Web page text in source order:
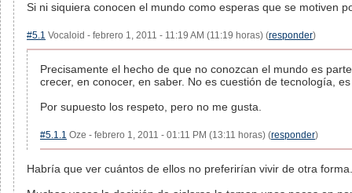
Si ni siquiera conocen el mundo como esperas que se motiven
#5.1 Vocaloid - febrero 1, 2011 - 11:19 AM (11:19 horas) (responder)
Precisamente el hecho de que no conozcan el mundo es
crecer, en conocer, en saber. No es cuestión de tecnología,
Por supuesto los respeto, pero no me gusta.
#5.1.1 Oze - febrero 1, 2011 - 01:11 PM (13:11 horas) (responder)
Habría que ver cuántos de ellos no preferirían vivir de otra forma.